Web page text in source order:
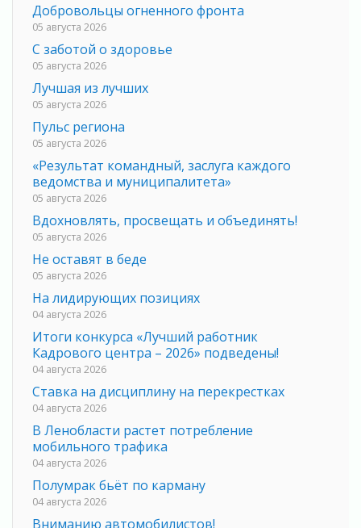
Добровольцы огненного фронта
05 августа 2026
С заботой о здоровье
05 августа 2026
Лучшая из лучших
05 августа 2026
Пульс региона
05 августа 2026
«Результат командный, заслуга каждого
ведомства и муниципалитета»
05 августа 2026
Вдохновлять, просвещать и объединять!
05 августа 2026
Не оставят в беде
05 августа 2026
На лидирующих позициях
04 августа 2026
Итоги конкурса «Лучший работник
Кадрового центра – 2026» подведены!
04 августа 2026
Ставка на дисциплину на перекрестках
04 августа 2026
В Ленобласти растет потребление
мобильного трафика
04 августа 2026
Полумрак бьёт по карману
04 августа 2026
Вниманию автомобилистов!